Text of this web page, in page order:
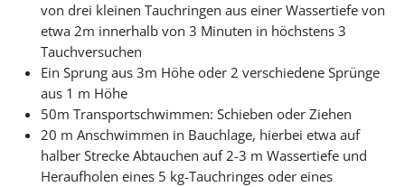
von drei kleinen Tauchringen aus einer Wassertiefe von
etwa 2m innerhalb von 3 Minuten in höchstens 3
Tauchversuchen
Ein Sprung aus 3m Höhe oder 2 verschiedene Sprünge
aus 1 m Höhe
50m Transportschwimmen: Schieben oder Ziehen
20 m Anschwimmen in Bauchlage, hierbei etwa auf
halber Strecke Abtauchen auf 2-3 m Wassertiefe und
Heraufholen eines 5 kg-Tauchringes oder eines